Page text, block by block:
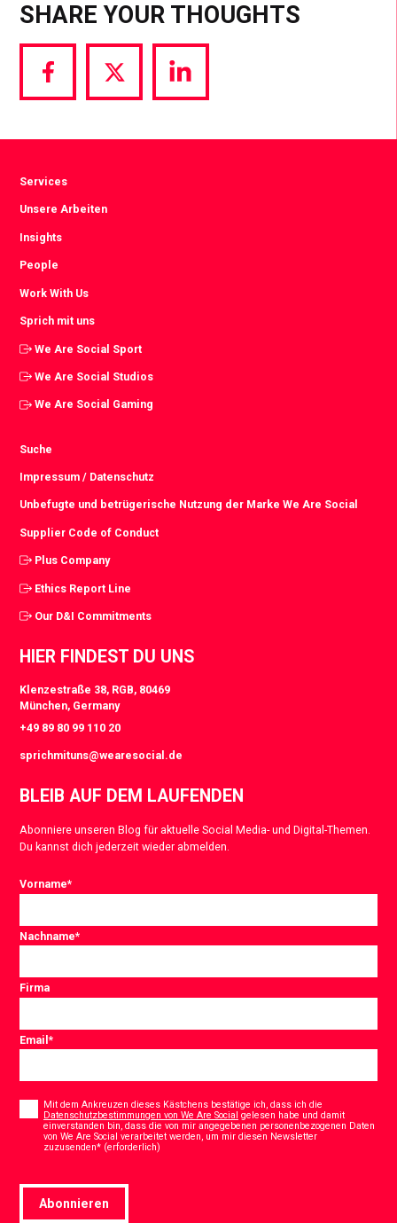
SHARE YOUR THOUGHTS
Share
via
Share
via
Share
via
Services
Unsere Arbeiten
Insights
People
Work With Us
Sprich mit uns
We Are Social Sport
We Are Social Studios
We Are Social Gaming
Suche
Impressum / Datenschutz
Unbefugte und betrügerische Nutzung der Marke We Are Social
Supplier Code of Conduct
Plus Company
Ethics Report Line
Our D&I Commitments
HIER FINDEST DU UNS
Klenzestraße 38, RGB, 80469
München, Germany
+49 89 80 99 110 20
sprichmituns@wearesocial.de
BLEIB AUF DEM LAUFENDEN
Abonniere unseren Blog für aktuelle Social Media- und Digital-Themen.
Du kannst dich jederzeit wieder abmelden.
Vorname*
Nachname*
Firma
Email*
Consent
Mit dem Ankreuzen dieses Kästchens bestätige ich, dass ich die
Datenschutzbestimmungen von We Are Social gelesen habe und damit
einverstanden bin, dass die von mir angegebenen personenbezogenen Daten
von We Are Social verarbeitet werden, um mir diesen Newsletter
zuzusenden* (erforderlich)
Abonnieren